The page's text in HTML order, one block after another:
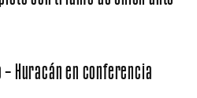
– Huracán en conferencia